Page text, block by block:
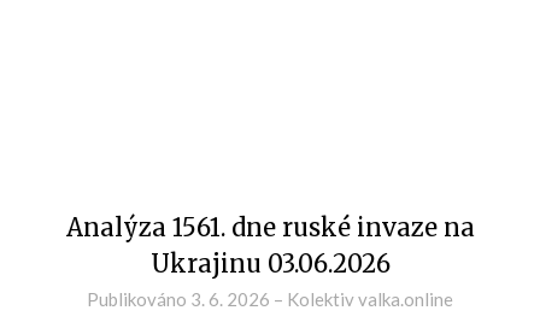
Analýza 1561. dne ruské invaze na
Ukrajinu 03.06.2026
Publikováno 3. 6. 2026 – Kolektiv valka.online